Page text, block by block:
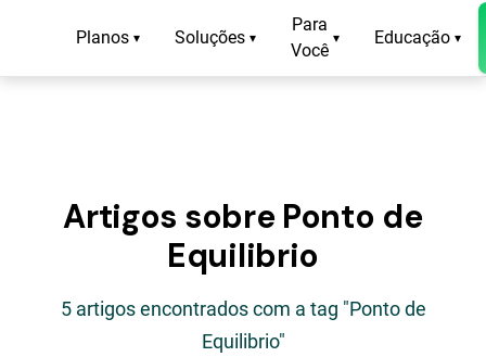
Planos ▾ Soluções ▾
Para
Você
▾ Educação ▾
Artigos sobre Ponto de
Equilibrio
5 artigos encontrados com a tag "Ponto de
Equilibrio"